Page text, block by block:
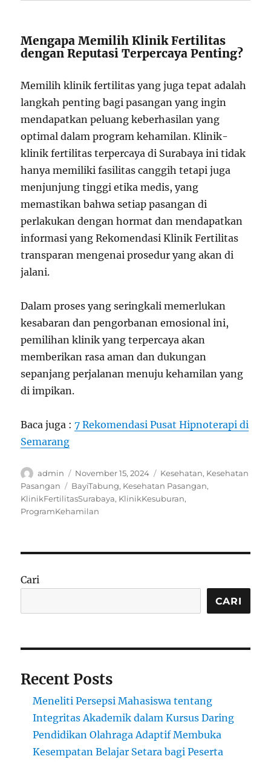
Mengapa Memilih Klinik Fertilitas
dengan Reputasi Terpercaya Penting?
Memilih klinik fertilitas yang juga tepat adalah
langkah penting bagi pasangan yang ingin
mendapatkan peluang keberhasilan yang
optimal dalam program kehamilan. Klinik-
klinik fertilitas terpercaya di Surabaya ini tidak
hanya memiliki fasilitas canggih tetapi juga
menjunjung tinggi etika medis, yang
memastikan bahwa setiap pasangan di
perlakukan dengan hormat dan mendapatkan
informasi yang Rekomendasi Klinik Fertilitas
transparan mengenai prosedur yang akan di
jalani.
Dalam proses yang seringkali memerlukan
kesabaran dan pengorbanan emosional ini,
pemilihan klinik yang terpercaya akan
memberikan rasa aman dan dukungan
sepanjang perjalanan menuju kehamilan yang
di impikan.
Baca juga :7 Rekomendasi Pusat Hipnoterapi di
Semarang
Author
admin
Posted
on
November 15, 2024 Categories
Kesehatan, Kesehatan
Pasangan
Tags
BayiTabung, Kesehatan Pasangan,
KlinikFertilitasSurabaya, KlinikKesuburan,
ProgramKehamilan
Cari
CARI
Recent Posts
Meneliti Persepsi Mahasiswa tentang
Integritas Akademik dalam Kursus Daring
Pendidikan Olahraga Adaptif Membuka
Kesempatan Belajar Setara bagi Peserta